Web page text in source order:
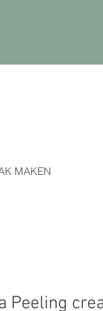
MAKEN
Peeling